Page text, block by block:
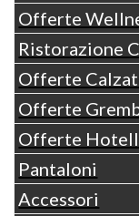
Offerte
Ristorazione
Offerte
Offerte
Offerte
Pantaloni
Accessori